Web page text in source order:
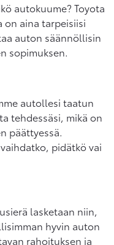
autokuume? Toyota
on aina tarpeisiisi
auton säännöllisin
sopimuksen.
autollesi taatun
tehdessäsi, mikä on
päättyessä.
pidätkö vai
lasketaan niin,
hyvin auton
rahoituksen ja